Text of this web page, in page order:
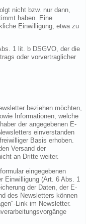
nicht bzw. nur dann,
haben. Eine
Einwilligung, etwa zu
1 lit. b DSGVO, der die
oder vorvertraglicher
beziehen möchten,
Informationen, welche
der angegebenen E-
einverstanden
Basis erhoben.
Versand der
an Dritte weiter.
eingegebenen
Einwilligung (Art. 6 Abs. 1
der Daten, der E-
des Newsletters können
Link im Newsletter.